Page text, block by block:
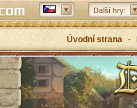
Další hry:
Úvodní strana -